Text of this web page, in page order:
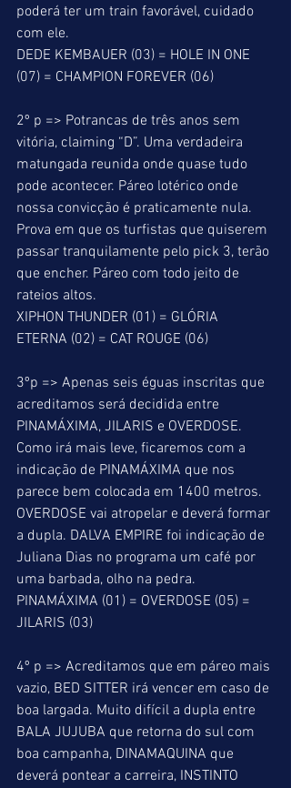
poderá ter um train favorável, cuidado
com ele.
DEDE KEMBAUER (03) = HOLE IN ONE
(07) = CHAMPION FOREVER (06)
2º p => Potrancas de três anos sem
vitória, claiming “D”. Uma verdadeira
matungada reunida onde quase tudo
pode acontecer. Páreo lotérico onde
nossa convicção é praticamente nula.
Prova em que os turfistas que quiserem
passar tranquilamente pelo pick 3, terão
que encher. Páreo com todo jeito de
rateios altos.
XIPHON THUNDER (01) = GLÓRIA
ETERNA (02) = CAT ROUGE (06)
3ºp => Apenas seis éguas inscritas que
acreditamos será decidida entre
PINAMÁXIMA, JILARIS e OVERDOSE.
Como irá mais leve, ficaremos com a
indicação de PINAMÁXIMA que nos
parece bem colocada em 1400 metros.
OVERDOSE vai atropelar e deverá formar
a dupla. DALVA EMPIRE foi indicação de
Juliana Dias no programa um café por
uma barbada, olho na pedra.
PINAMÁXIMA (01) = OVERDOSE (05) =
JILARIS (03)
4º p => Acreditamos que em páreo mais
vazio, BED SITTER irá vencer em caso de
boa largada. Muito difícil a dupla entre
BALA JUJUBA que retorna do sul com
boa campanha, DINAMAQUINA que
deverá pontear a carreira, INSTINTO